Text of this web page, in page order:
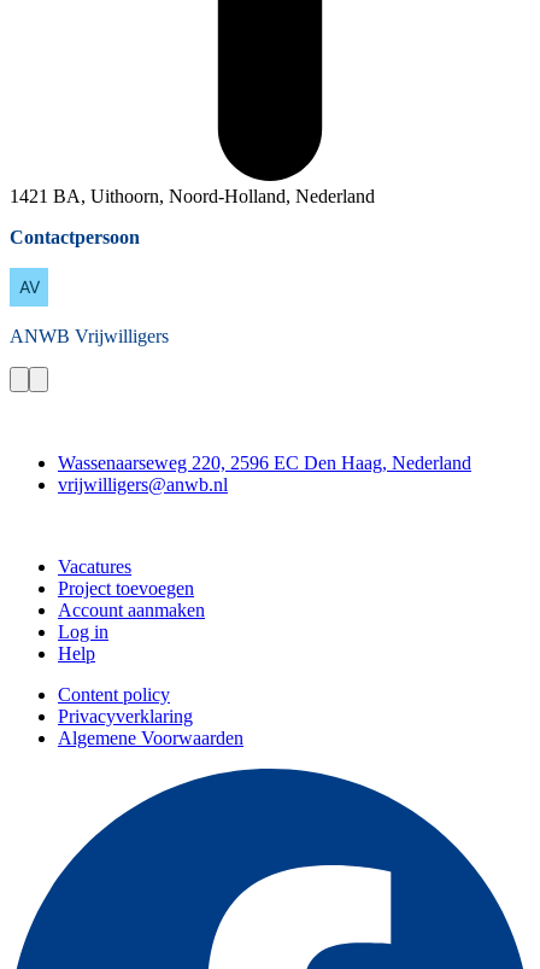
1421 BA, Uithoorn, Noord-Holland, Nederland
Contactpersoon
ANWB Vrijwilligers
Wassenaarseweg 220, 2596 EC Den Haag, Nederland
vrijwilligers@anwb.nl
Vacatures
Project toevoegen
Account aanmaken
Log in
Help
Content policy
Privacyverklaring
Algemene Voorwaarden